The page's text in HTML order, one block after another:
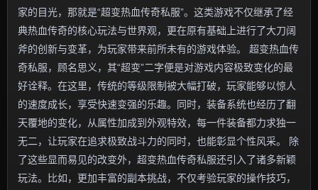
家的目光，那就是“超变热血传奇私服”。这类游戏不仅继承了经
典热血传奇的核心玩法与世界观，更在原有基础上进行了大刀阔
斧的创新与变革，为玩家带来前所未有的游戏体验。 超变热血传
奇私服，顾名思义，其“超变”二字便是对游戏内容极致变化的最
好诠释。在这里，传统的等级限制被大幅打破，玩家能够以惊人
的速度成长，享受快速变强的乐趣。同时，装备系统也经历了翻
天覆地的变化，从属性加成到外观特效，每一件装备都力求独一
无二，让玩家在追求极致战斗力的同时，也能彰显个性风采。 除
了这些显而易见的改变外，超变热血传奇私服还引入了诸多新颖
玩法。比如，更加丰富的副本挑战，不仅考验玩家的操作技巧，